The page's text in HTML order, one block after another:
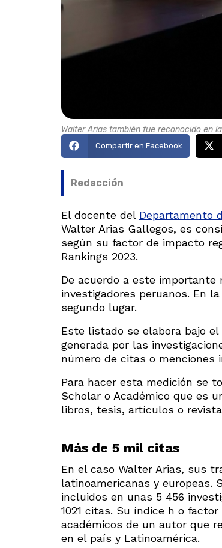
Walter Arias también fue reconocido en
Compartir en Facebook
Redacción
El docente del Departamento
Walter Arias Gallegos, es
según su factor de impacto
Rankings 2023.
De acuerdo a este
investigadores peruanos. En
segundo lugar.
Este listado se elabora bajo
generada por las
número de citas o menciones
Para hacer esta medición se
Scholar o Académico que es
libros, tesis, artículos o
Más de 5 mil citas
En el caso Walter Arias, sus
latinoamericanas y europeas.
incluidos en unas 5 456
1021 citas. Su índice h o
académicos de un autor que
en el país y Latinoamérica.